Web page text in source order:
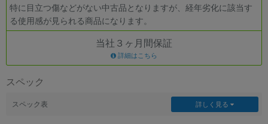
特に目立つ傷などがない中古品となりますが、経年劣化に該当す
る使用感が見られる商品になります。
当社３ヶ月間保証
詳細はこちら
スペック
スペック表 詳しく見る
CPUの絞り込み
OS
メモリ